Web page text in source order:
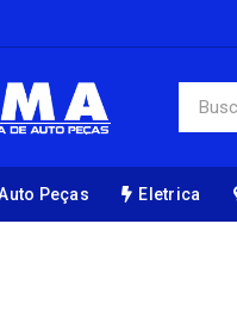
Peças Eletrica